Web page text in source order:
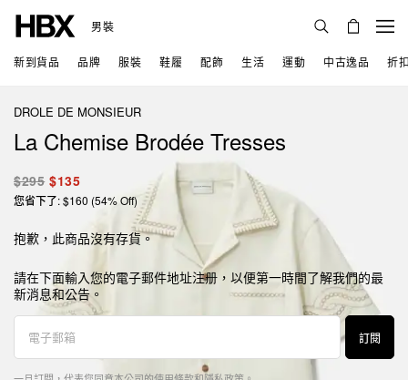
男裝
新到貨品 品牌 服裝 鞋履 配飾 生活 運動 中古逸品 折
DROLE DE MONSIEUR
La Chemise Brodée Tresses
$295 $135
您省下了: $160 (54% Off)
抱歉，此商品沒有存貨。
請在下面輸入您的電子郵件地址注册，以便第一時間了解我們的最
新消息和公告。
訂閱